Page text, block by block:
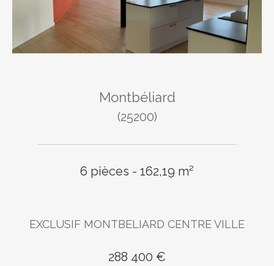
Montbéliard
(25200)
6 pièces - 162,19 m²
EXCLUSIF MONTBELIARD CENTRE VILLE
288 400 €